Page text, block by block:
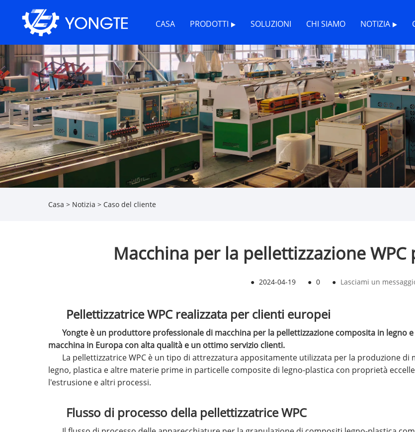
CASA PRODOTTI SOLUZIONI CHI SIAMO NOTIZIA
Casa > Notizia > Caso del cliente
Macchina per la pellettizzazione
● 2024-04-19 ● 0 ● Lasciami un
Pellettizzatrice WPC realizzata per clienti europei
Yongte è un produttore professionale di macchina per la pellettizzazione composita in legno
macchina in Europa con alta qualità e un ottimo servizio clienti.
La pellettizzatrice WPC è un tipo di attrezzatura appositamente utilizzata per la produzione
legno, plastica e altre materie prime in particelle composite di legno-plastica con proprietà
l'estrusione e altri processi.
Flusso di processo della pellettizzatrice WPC